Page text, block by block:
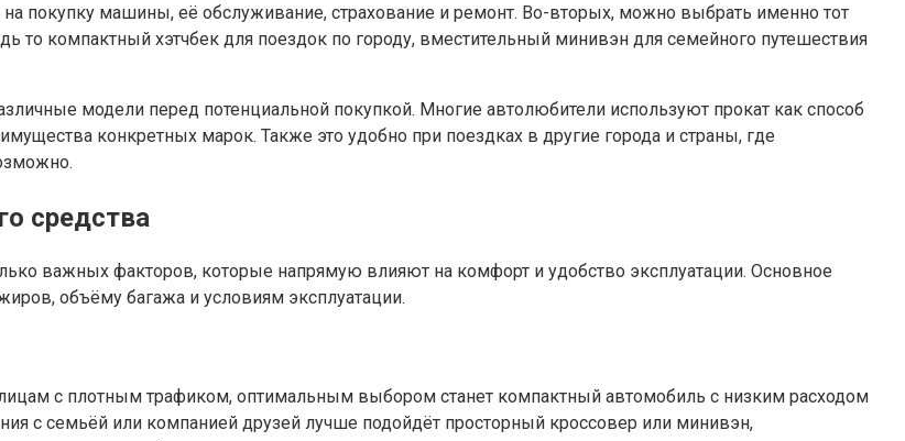
на покупку машины, её обслуживание, страхование и ремонт. Во-вторых, можно выбрать именно тот
то компактный хэтчбек для поездок по городу, вместительный минивэн для семейного путешествия
модели перед потенциальной покупкой. Многие автолюбители используют прокат как способ
конкретных марок. Также это удобно при поездках в другие города и страны, где
средства
важных факторов, которые напрямую влияют на комфорт и удобство эксплуатации. Основное
объёму багажа и условиям эксплуатации.
с плотным трафиком, оптимальным выбором станет компактный автомобиль с низким расходом
с семьёй или компанией друзей лучше подойдёт просторный кроссовер или минивэн,